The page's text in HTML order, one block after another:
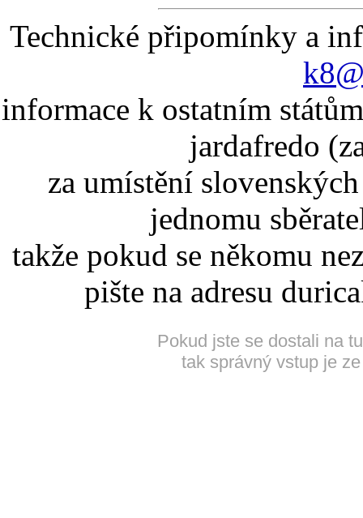
Technické připomínky a
informace k ostatním
jardafredo
za umístění
jednomu
takže pokud se někomu
pište na adresu
Pokud jste se dostali na
tak správný vstup je